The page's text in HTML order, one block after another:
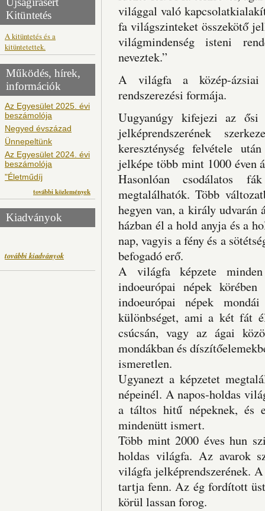
Kitüntetés
A kitüntetés és a
kitüntetettek.
Működés, hírek,
információk
Az Egyesület 2025. évi
beszámolója
Negyed évszázad
Ünnepeltünk
Az Egyesület 2024. évi
beszámolója
"Életműdíj
további közlemények
Kiadványok
további kiadványok
világgal való
fa világszinteket összekötő
világmindenség isteni
neveztek.”
A világfa a közép-ázsiai
rendszerezési formája.
Uugyanúgy kifejezi az
jelképrendszerének
kereszténység felvétele
jelképe több mint 1000 éven
Hasonlóan csodálatos
megtalálhatók. Több
hegyen van, a király
házban él a hold anyja és a
nap, vagyis a fény és a
befogadó erő.
A világfa képzete
indoeurópai népek
indoeurópai népek
különbséget, ami a két fát
csúcsán, vagy az ágai
mondákban és
ismeretlen.
Ugyanezt a képzetet
népeinél. A napos-holdas
a táltos hitű népeknek, és
mindenütt ismert.
Több mint 2000 éves hun
holdas világfa. Az avarok
világfa jelképrendszerének.
tartja fenn. Az ég fordított
körül lassan forog.